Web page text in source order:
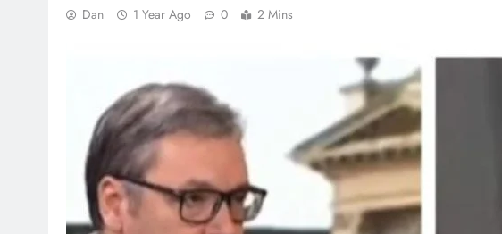
Dan 1 Year Ago 0 2 Mins